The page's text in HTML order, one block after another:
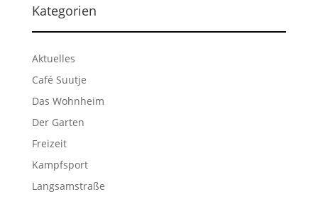
Kategorien
Aktuelles
Café Suutje
Das Wohnheim
Der Garten
Freizeit
Kampfsport
Langsamstraße